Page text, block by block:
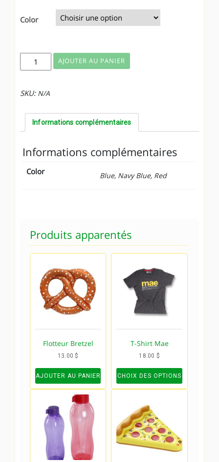
Color
quantité
de
Pura
AJOUTER AU PANIER
SKU: N/A
Informations complémentaires
Informations complémentaires
Color Blue, Navy Blue, Red
Produits apparentés
Flotteur Bretzel
13.00$
AJOUTER AU PANIER
T-Shirt Mae
18.00 $
CHOIX DES OPTIONS